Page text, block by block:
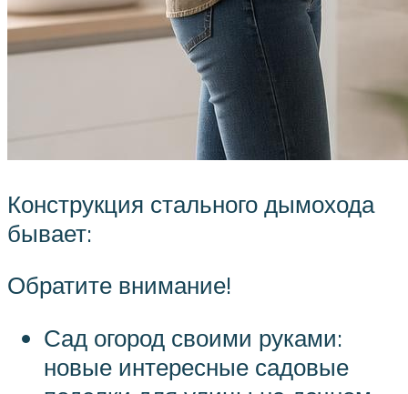
Конструкция стального дымохода
бывает:
Обратите внимание!
Сад огород своими руками:
новые интересные садовые